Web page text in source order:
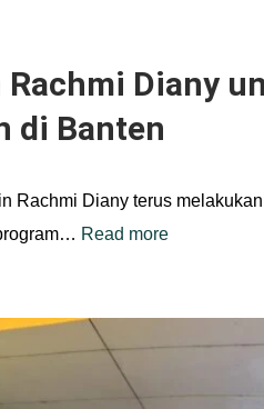
Diany
di Banten
Rachmi Diany terus
Read more